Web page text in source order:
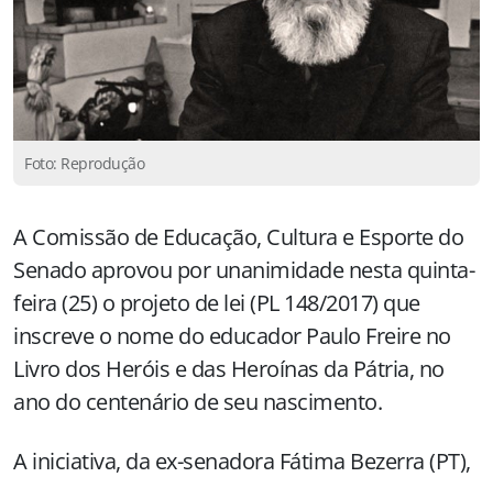
Foto: Reprodução
A Comissão de Educação, Cultura e Esporte do
Senado aprovou por unanimidade nesta quinta-
feira (25) o projeto de lei (PL 148/2017) que
inscreve o nome do educador Paulo Freire no
Livro dos Heróis e das Heroínas da Pátria, no
ano do centenário de seu nascimento.
A iniciativa, da ex-senadora Fátima Bezerra (PT),